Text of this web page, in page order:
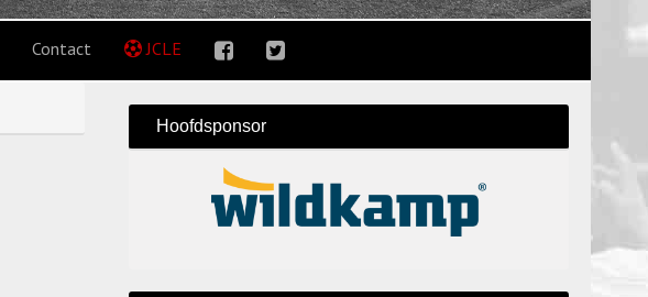
Contact JCLE
Hoofdsponsor